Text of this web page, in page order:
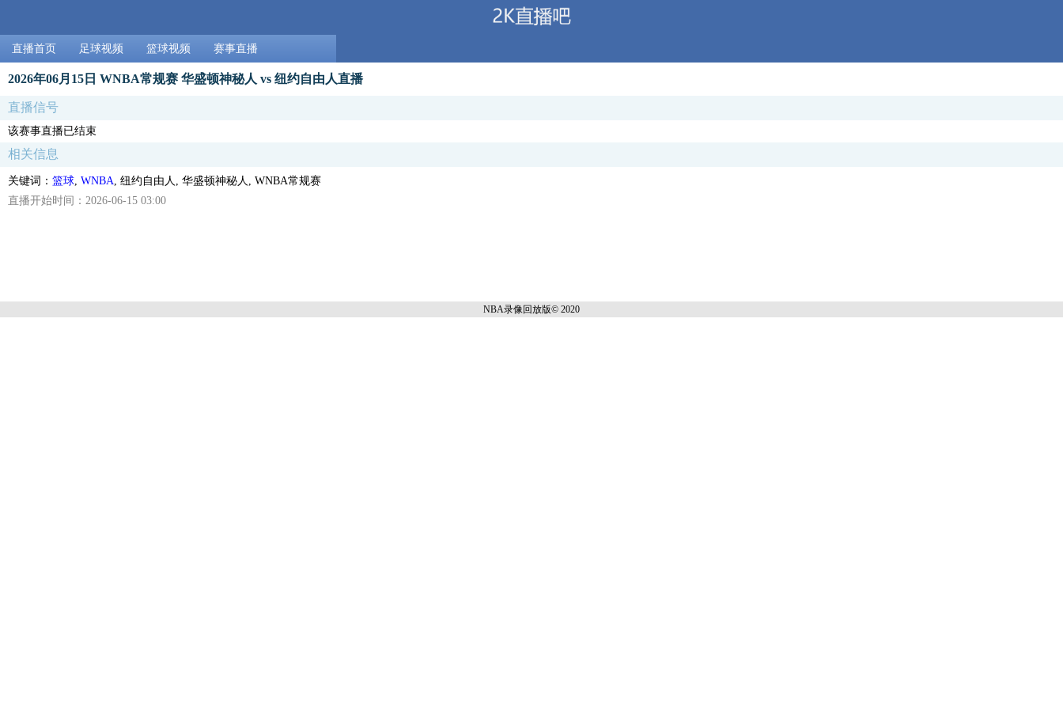
直播首页 足球视频 篮球视频 赛事直播
2026年06月15日 WNBA常规赛 华盛顿神秘人 vs 纽约自由人直播
直播信号
该赛事直播已结束
相关信息
关键词： 篮球 WNBA , 纽约自由人, 华盛顿神秘人, WNBA常规赛
直播开始时间：2026-06-15 03:00
NBA录像回放版© 2020